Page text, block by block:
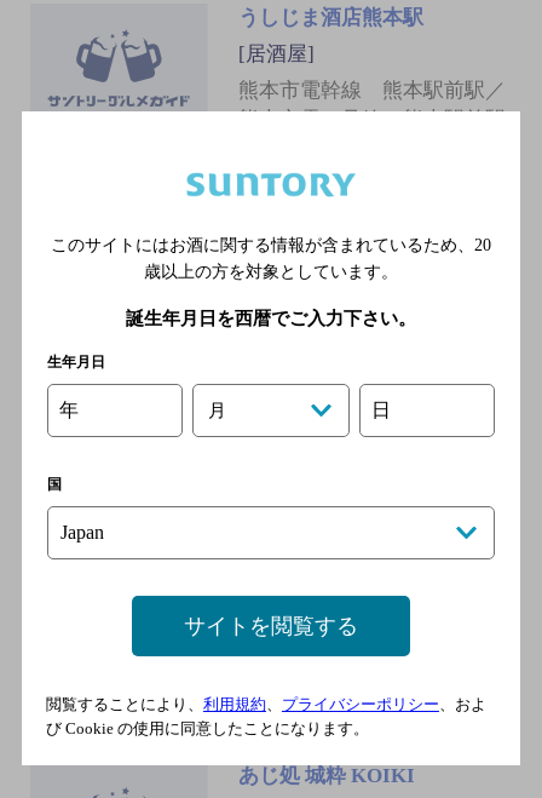
うしじま酒店熊本駅
[居酒屋]
熊本市電幹線 熊本駅前駅／
熊本市電２号線 熊本駅前駅
駅／ＪＲ鹿児島本線 熊本駅
[居酒屋]
Ｒ豊肥本線 熊本駅／ＪＲ阿
蘇高原線 熊本駅／熊本市電
ＪＲ 熊本駅 徒歩1分／熊本市
あじ処 城粋 KOIKI
このサイトにはお酒に関する情報が含まれているため、 20
歳以上の方を対象としています。
誕生年月日を西暦でご入力下さい。
生年月日
年 月 日
国
サイトを閲覧する
閲覧することにより、 利用規約、 プライバシーポリシー、およ
び Cookie の使用に同意したことになります。